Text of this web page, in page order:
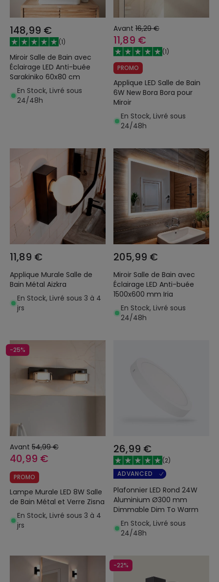
148,99 €
(1)
Miroir Salle de Bain avec
Éclairage LED Anti-buée
Sarakiniko 60x80 cm
En Stock, Livré sous
24/48h
Avant 16,29 €
11,89 €
(1)
PROMO
Applique LED Salle de Bain
6W New Bora Bora pour
Miroir
En Stock, Livré sous
24/48h
11,89 €
Applique Murale Salle de
Bain Métal Aizkra
En Stock, Livré sous 3 à 4
jrs
205,99 €
Miroir Salle de Bain avec
Éclairage LED Anti-buée
1500x600 mm Iria
En Stock, Livré sous
24/48h
-25%
Avant 54,99 €
40,99 €
PROMO
Lampe Murale LED 8W Salle
de Bain Métal et Verre Zisna
En Stock, Livré sous 3 à 4
jrs
26,99 €
(2)
ADVANCED
Plafonnier LED Rond 24W
Aluminium Ø300 mm
Dimmable Dim To Warm
En Stock, Livré sous
24/48h
-22%